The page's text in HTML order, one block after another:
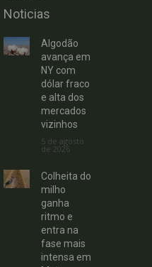
Noticias
Algodão
avança em
NY com
dólar fraco
e alta dos
mercados
vizinhos
5 de agosto
de 2026
Colheita do
milho
ganha
ritmo e
entra na
fase mais
intensa em